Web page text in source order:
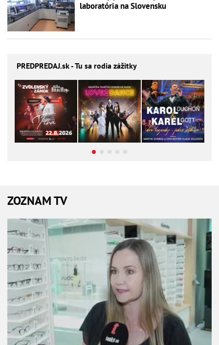
laboratória na Slovensku
PREDPREDAJ.sk - Tu sa rodia zážitky
ZOZNAM TV